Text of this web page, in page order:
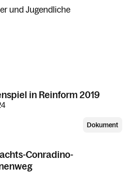
und Jugendliche
in Reinform 2019
Dokument
Conradino-